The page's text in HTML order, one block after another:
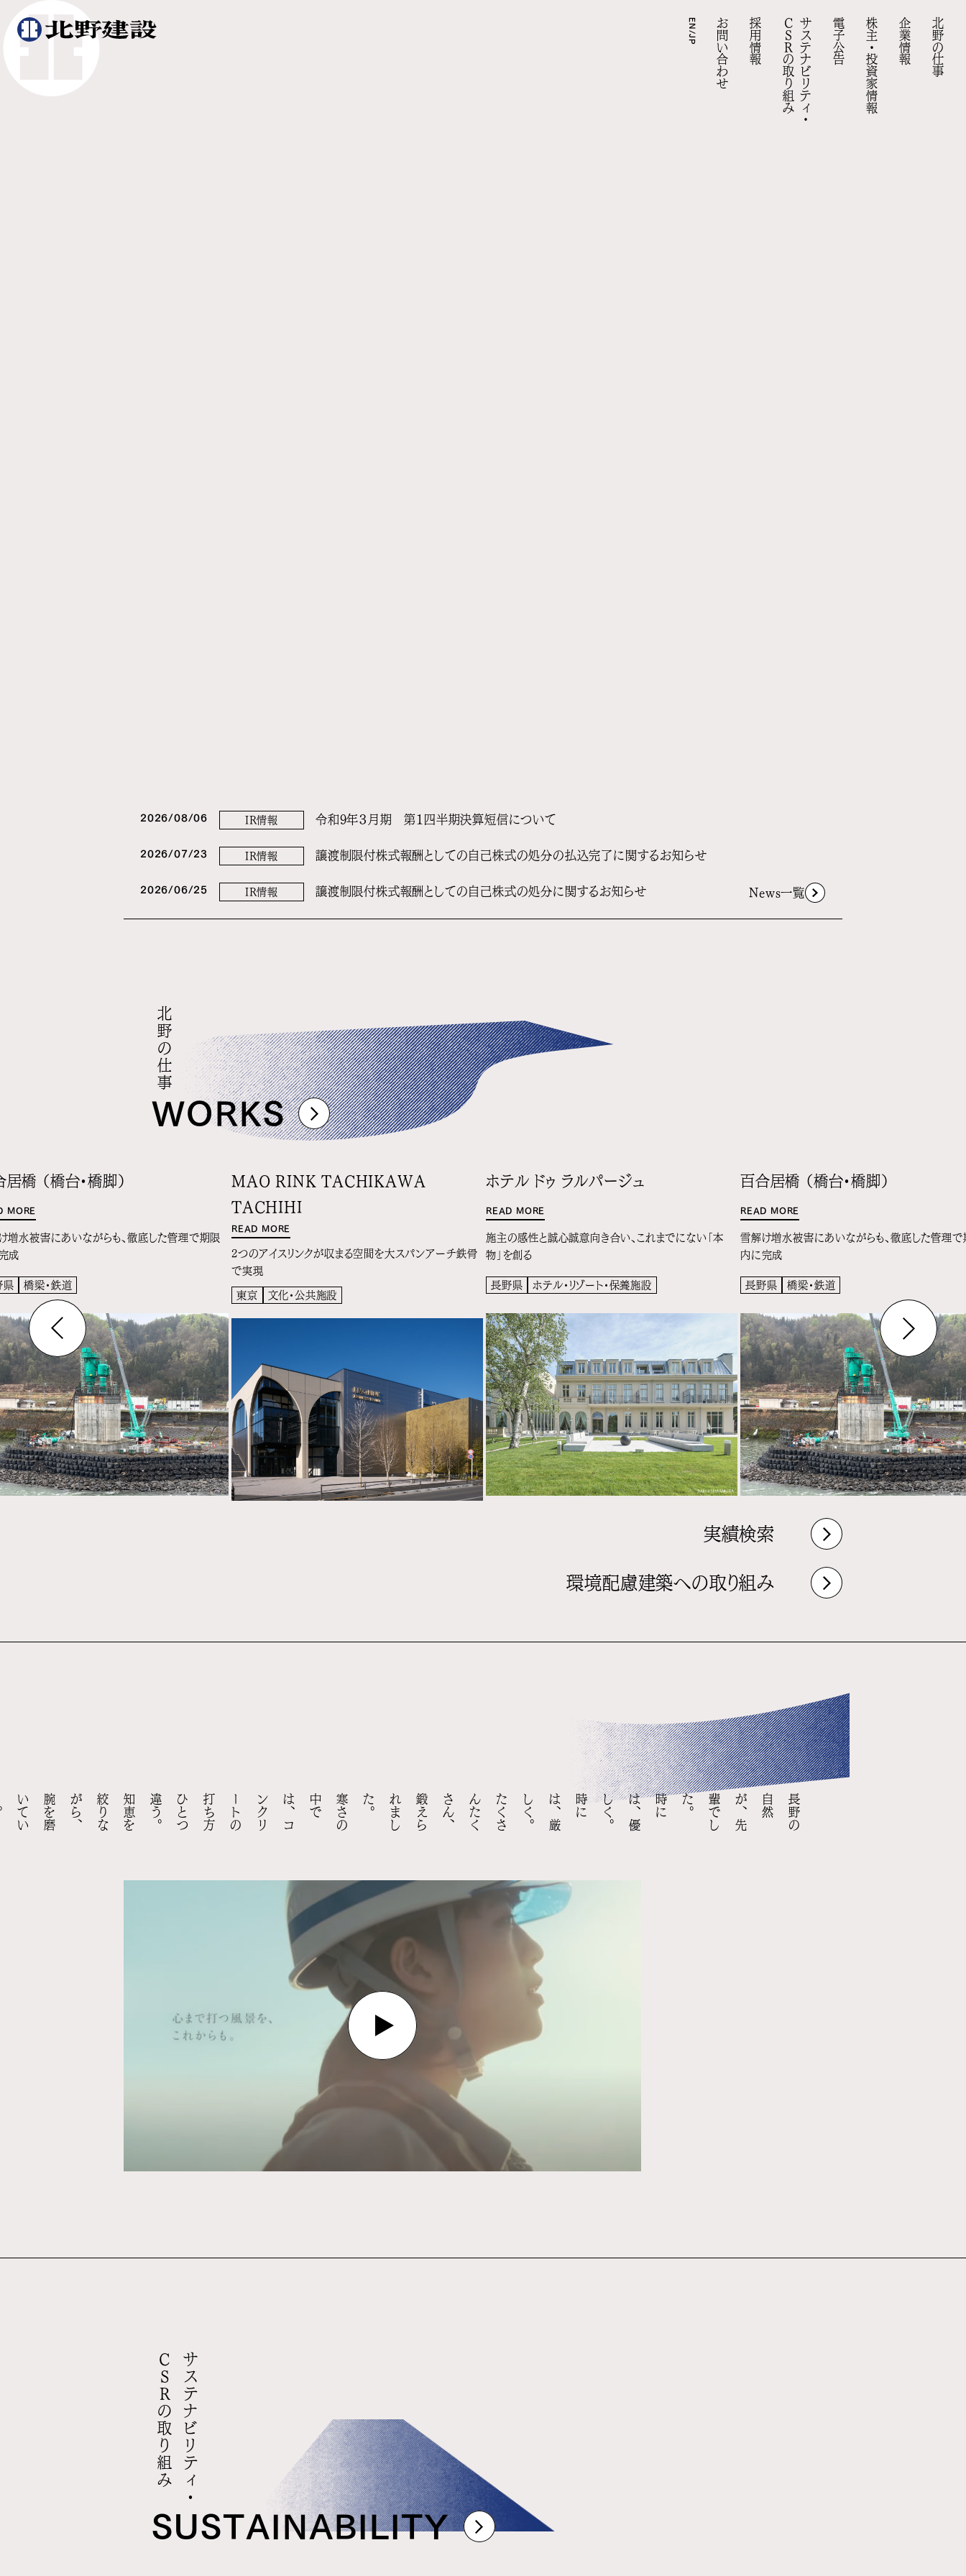
北野の仕事
企業情報
株主・投資家情報
電子公告
サステナビリティ・
CSRの取り組み
採用情報
お問い合わせ
EN/JP
2026/08/06 IR情報 令和9年３月期 第１四半期決算短信について
2026/07/23 IR情報 譲渡制限付株式報酬としての自己株式の処分の払込完了に関するお知らせ
2026/06/25 IR情報 譲渡制限付株式報酬としての自己株式の処分に関するお知らせ News一覧
北野の仕事
WORKS
居橋 （橋台・橋脚）
MORE
増水被害にあいながらも、徹底した管理で期限
成
県 橋梁・鉄道
MAO RINK TACHIKAWA
TACHIHI
READ MORE
2つのアイスリンクが収まる空間を大スパンアーチ鉄骨
で実現
東京 文化・公共施設
ホテル ドゥ ラルパージュ
READ MORE
施主の感性と誠心誠意向き合い、これまでにない「本
物」を創る
長野県 ホテル・リゾート・保養施設
百合居橋 （橋台・橋脚）
READ MORE
雪解け増水被害にあいながらも、徹底した管理で
内に完成
長野県 橋梁・鉄道
実績検索
環境配慮建築への取り組み
長
野
の
自
然
が
、
先
輩
で
し
た
。
時
に
は
、
優
し
く
。
時
に
は
、
厳
し
く
。
た
く
さ
ん
た
く
さ
ん
、
鍛
え
ら
れ
ま
し
た
。
寒
さ
の
中
で
は
、
コ
ン
ク
リ
ー
ト
の
打
ち
方
ひ
と
つ
違
う
。
知
恵
を
絞
り
な
が
ら
、
腕
を
磨
い
て
い
く
サ
ス
テ
ナ
ビ
リ
テ
ィ
・
C
S
R
の
取
り
組
み
SUSTAINABILITY